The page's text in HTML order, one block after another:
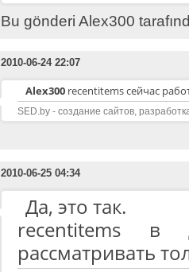
Bu gönderi Alex300
2010-06-24 22:07
Alex300 recentitems сейчас
SED.by - создание сайтов,
2010-06-25 04:34
Да, это так.
recentitems в
рассматривать